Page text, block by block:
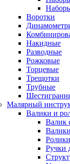
Воротки
Накидные
Разводные
Рожковые
Торцевые
Трещотки
Трубные
Малярный
Валики и
Валик
Ручки